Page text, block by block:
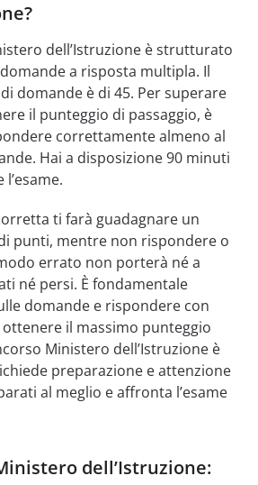
dell’Istruzione è strutturato
a risposta multipla. Il
domande è di 45. Per superare
il punteggio di passaggio, è
correttamente almeno al
Hai a disposizione 90 minuti
ti farà guadagnare un
punti, mentre non rispondere o
errato non porterà né a
né persi. È fondamentale
domande e rispondere con
il massimo punteggio
Ministero dell’Istruzione è
preparazione e attenzione
al meglio e affronta l’esame
dell’Istruzione: